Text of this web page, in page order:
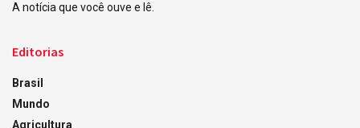
A notícia que você ouve e lê.
Editorias
Brasil
Mundo
Agricultura